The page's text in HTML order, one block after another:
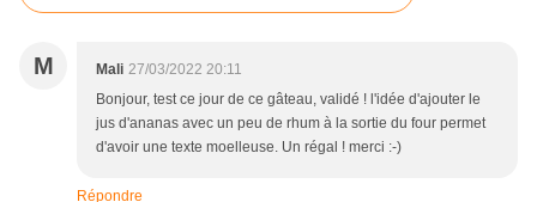
M Mali 27/03/2022 20:11
Bonjour, test ce jour de ce gâteau, validé ! l'idée d'ajouter le
jus d'ananas avec un peu de rhum à la sortie du four permet
d'avoir une texte moelleuse. Un régal ! merci :-)
Répondre